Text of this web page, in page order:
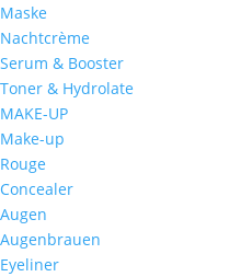
Maske
Nachtcrème
Serum & Booster
Toner & Hydrolate
MAKE-UP
Make-up
Rouge
Concealer
Augen
Augenbrauen
Eyeliner